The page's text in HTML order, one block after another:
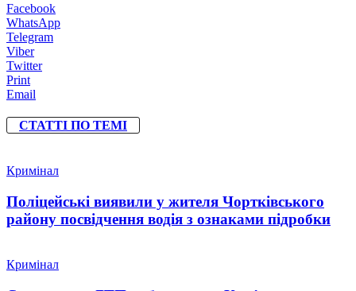
Facebook
WhatsApp
Telegram
Viber
Twitter
Print
Email
СТАТТІ ПО ТЕМІ
Кримінал
Поліцейські виявили у жителя Чортківського
району посвідчення водія з ознаками підробки
Кримінал